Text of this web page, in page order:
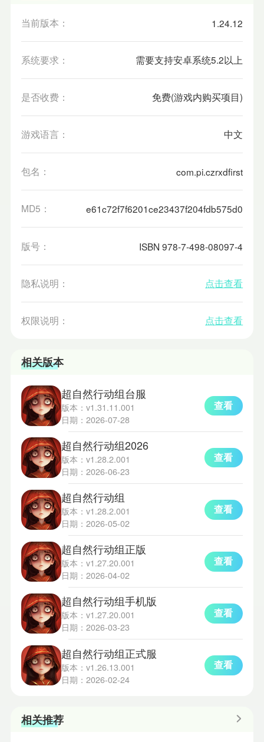
当前版本： 1.24.12
系统要求： 需要支持安卓系统5.2以上
是否收费： 免费(游戏内购买项目)
游戏语言： 中文
包名： com.pi.czrxdfirst
MD5： e61c72f7f6201ce23437f204fdb575d0
版号： ISBN 978-7-498-08097-4
隐私说明： 点击查看
权限说明： 点击查看
相关版本
超自然行动组台服
版本：v1.31.11.001
日期：2026-07-28
查看
超自然行动组2026
版本：v1.28.2.001
日期：2026-06-23
查看
超自然行动组
版本：v1.28.2.001
日期：2026-05-02
查看
超自然行动组正版
版本：v1.27.20.001
日期：2026-04-02
查看
超自然行动组手机版
版本：v1.27.20.001
日期：2026-03-23
查看
超自然行动组正式服
版本：v1.26.13.001
日期：2026-02-24
查看
相关推荐